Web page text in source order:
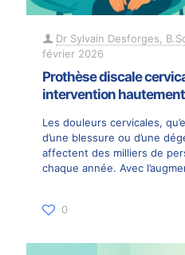
Dr Sylvain Desforges,
février 2026
Prothèse discale
intervention
Les douleurs cervicales,
d’une blessure ou d’une
affectent des milliers de
chaque année. Avec
0